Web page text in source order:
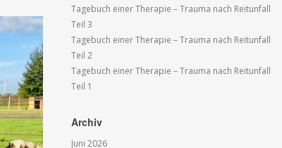
Tagebuch einer Therapie – Trauma nach Reitunfall
Teil 3
Tagebuch einer Therapie – Trauma nach Reitunfall
Teil 2
Tagebuch einer Therapie – Trauma nach Reitunfall
Teil 1
Archiv
Juni 2026